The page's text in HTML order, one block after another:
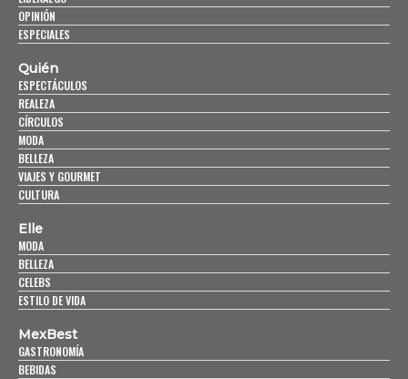
OPINIÓN
ESPECIALES
Quién
ESPECTÁCULOS
REALEZA
CÍRCULOS
MODA
BELLEZA
VIAJES Y GOURMET
CULTURA
Elle
MODA
BELLEZA
CELEBS
ESTILO DE VIDA
MexBest
GASTRONOMÍA
BEBIDAS